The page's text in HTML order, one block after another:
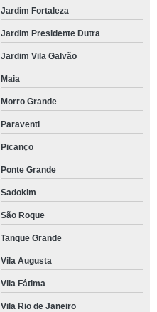
Jardim Fortaleza
Jardim Presidente Dutra
Jardim Vila Galvão
Maia
Morro Grande
Paraventi
Picanço
Ponte Grande
Sadokim
São Roque
Tanque Grande
Vila Augusta
Vila Fátima
Vila Rio de Janeiro